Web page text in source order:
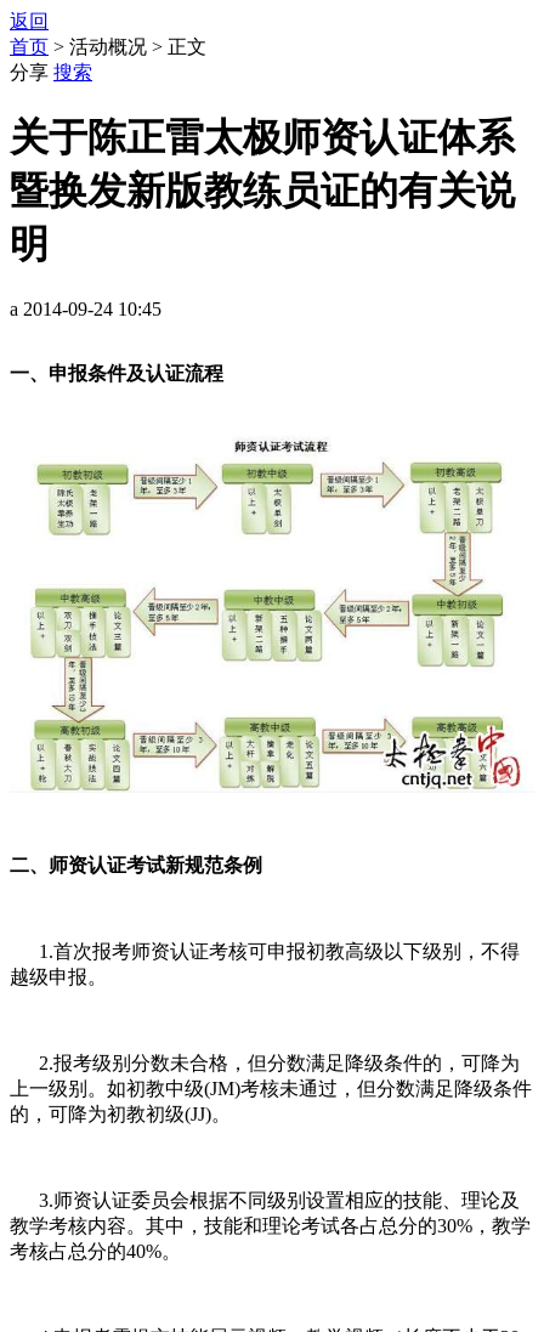
返回
首页 > 活动概况 > 正文
分享 搜索
关于陈正雷太极师资认证体系
暨换发新版教练员证的有关说
明
a 2014-09-24 10:45
一、申报条件及认证流程
二、师资认证考试新规范条例
1.首次报考师资认证考核可申报初教高级以下级别，不得
越级申报。
2.报考级别分数未合格，但分数满足降级条件的，可降为
上一级别。如初教中级(JM)考核未通过，但分数满足降级条件
的，可降为初教初级(JJ)。
3.师资认证委员会根据不同级别设置相应的技能、理论及
教学考核内容。其中，技能和理论考试各占总分的30%，教学
考核占总分的40%。